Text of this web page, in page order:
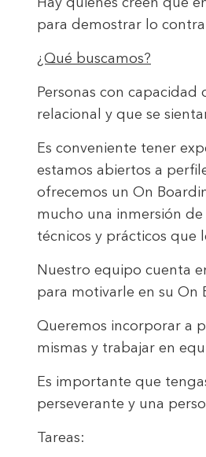
Hay quienes creen que
para demostrar lo
¿Qué buscamos?
Personas con
relacional y que se
Es conveniente tener
estamos abiertos a
ofrecemos un On
mucho una inmersión
técnicos y prácticos que
Nuestro equipo cuenta
para motivarle en su On
Queremos incorporar a
mismas y trabajar en
Es importante que
perseverante y una
Tareas: